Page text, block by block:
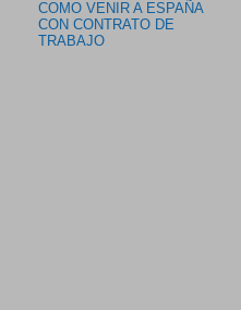
COMO VENIR A ESPAÑA
CON CONTRATO DE
TRABAJO